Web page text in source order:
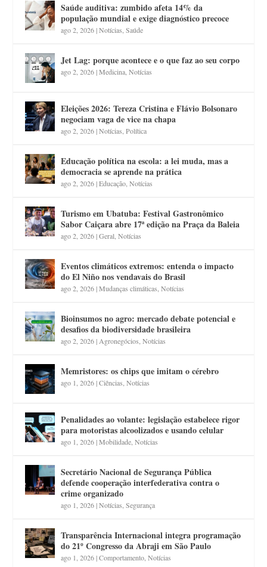
Saúde auditiva: zumbido afeta 14% da
população mundial e exige diagnóstico precoce
ago 2, 2026|Notícias ,Saúde
Jet Lag: porque acontece e o que faz ao seu corpo
ago 2, 2026|Medicina ,Notícias
Eleições 2026: Tereza Cristina e Flávio Bolsonaro
negociam vaga de vice na chapa
ago 2, 2026|Notícias ,Política
Educação política na escola: a lei muda, mas a
democracia se aprende na prática
ago 2, 2026|Educação ,Notícias
Turismo em Ubatuba: Festival Gastronômico
Sabor Caiçara abre 17ª edição na Praça da Baleia
ago 2, 2026|Geral ,Notícias
Eventos climáticos extremos: entenda o impacto
do El Niño nos vendavais do Brasil
ago 2, 2026|Mudanças climáticas ,Notícias
Bioinsumos no agro: mercado debate potencial e
desafios da biodiversidade brasileira
ago 2, 2026| Agronegócios ,Notícias
Memristores: os chips que imitam o cérebro
ago 1, 2026|Ciências ,Notícias
Penalidades ao volante: legislação estabelece rigor
para motoristas alcoolizados e usando celular
ago 1, 2026|Mobilidade ,Notícias
Secretário Nacional de Segurança Pública
defende cooperação interfederativa contra o
crime organizado
ago 1, 2026|Notícias ,Segurança
Transparência Internacional integra programação
do 21º Congresso da Abraji em São Paulo
ago 1, 2026|Comportamento ,Notícias